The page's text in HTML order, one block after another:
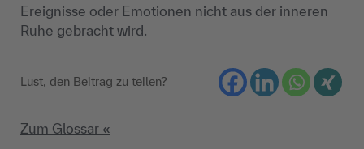
Ereignisse oder Emotionen nicht aus der inneren
Ruhe gebracht wird.
Lust, den Beitrag zu teilen?
Zum Glossar «